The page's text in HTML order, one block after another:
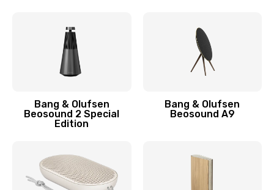
Bang & Olufsen
Beosound 2 Special
Edition
Bang & Olufsen
Beosound A9